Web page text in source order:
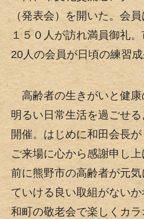
（発表会）を開いた。会
１５０人が訪れ満員御礼
20人の会員が日頃の練習成
高齢者の生きがいと健康
明るい日常生活を過ごせ
開催。はじめに和田会長
ご来場に心から感謝申し
前に熊野市の高齢者が元
ていける良い取組がない
和町の敬老会で楽しくカ